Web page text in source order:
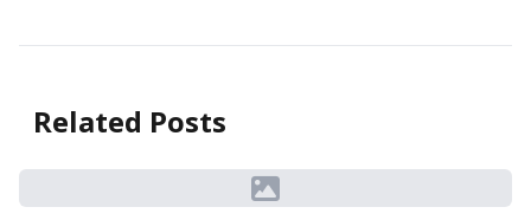
Related Posts